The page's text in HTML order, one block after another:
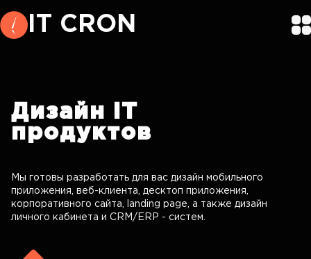
IT CRON
Дизайн
IT
продуктов
Мы готовы разработать для вас дизайн мобильного
приложения, веб-клиента, десктоп приложения,
корпоративного сайта, landing page, а также дизайн
личного кабинета и CRM/ERP - систем.